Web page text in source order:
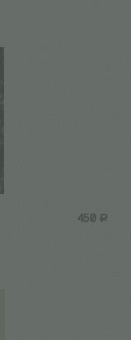
450 Р